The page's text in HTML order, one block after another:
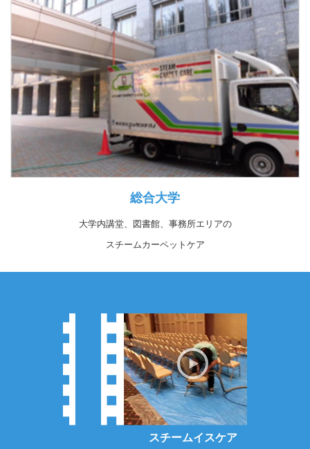
総合大学
大学内講堂、図書館、事務所エリアの
スチームカーペットケア
スチームカーペ